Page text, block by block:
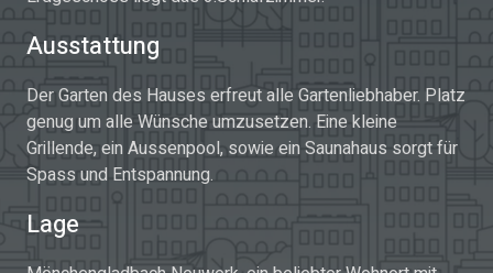
Ausstattung
Der Garten des Hauses erfreut alle Gartenliebhaber. Platz
genug um alle Wünsche umzusetzen. Eine kleine
Grillende, ein Aussenpool, sowie ein Saunahaus sorgt für
Spass und Entspannung.
Lage